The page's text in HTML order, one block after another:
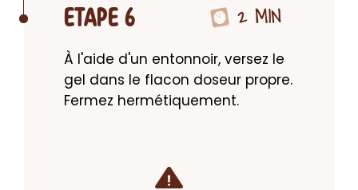
ETAPE 6 2 MIN
À l'aide d'un entonnoir, versez le
gel dans le flacon doseur propre.
Fermez hermétiquement.